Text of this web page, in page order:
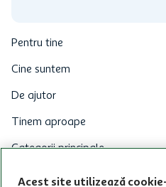
Pentru tine
Cine suntem
De ajutor
Tinem aproape
Categorii principale
Intra acum in
Acest site utilizează